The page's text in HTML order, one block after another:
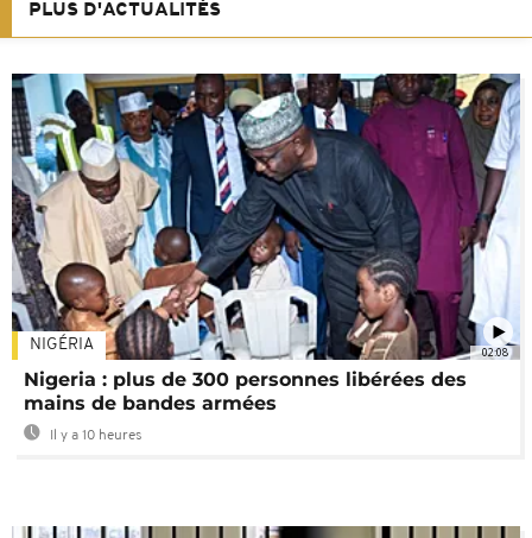
PLUS D'ACTUALITÉS
02:08
NIGÉRIA
Nigeria : plus de 300 personnes libérées des
mains de bandes armées
Il y a 10 heures